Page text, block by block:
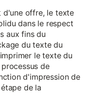
d'une offre, le texte
dans le respect
aux fins du
du texte du
le texte du
de
d'impression de
de la